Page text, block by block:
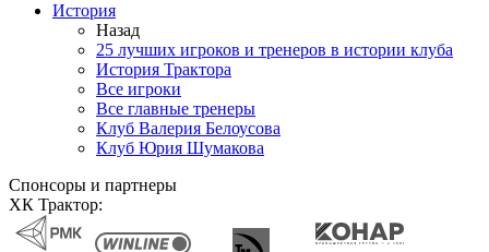
История
Назад
25 лучших игроков и тренеров в истории клуба
История Трактора
Все игроки
Все главные тренеры
Клуб Валерия Белоусова
Клуб Юрия Шумакова
Спонсоры и партнеры
ХК Трактор: